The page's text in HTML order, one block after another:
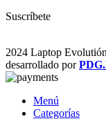
Suscríbete
2024 Laptop
desarrollado por
Menú
Categorías